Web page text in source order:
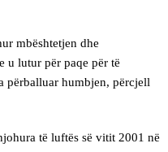
mbështetjen dhe
u lutur për paqe për të
përballuar humbjen, përcjell
të luftës së vitit 2001 në